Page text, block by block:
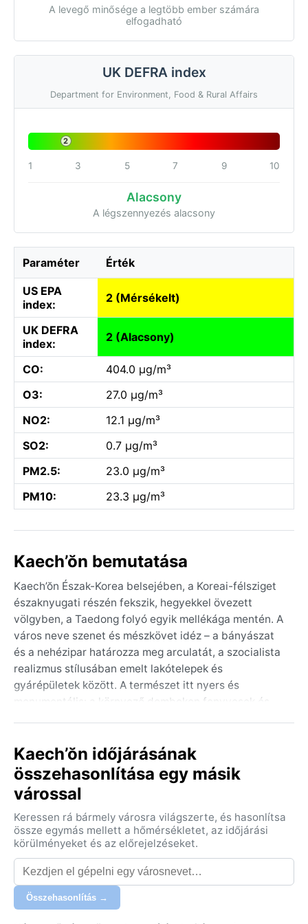
A levegő minősége a legtöbb ember számára
elfogadható
UK DEFRA index
Department for Environment, Food & Rural Affairs
2
1 3 5 7 9 10
Alacsony
A légszennyezés alacsony
Paraméter Érték
US EPA
index:
2 (Mérsékelt)
UK DEFRA
index:
2 (Alacsony)
CO:
404.0 µg/m³
O3:
27.0 µg/m³
NO2:
12.1 µg/m³
SO2:
0.7 µg/m³
PM2.5:
23.0 µg/m³
PM10:
23.3 µg/m³
Kaech’ŏn bemutatása
Kaech’ŏn Észak-Korea belsejében, a Koreai-félsziget
északnyugati részén fekszik, hegyekkel övezett
völgyben, a Taedong folyó egyik mellékága mentén. A
város neve szenet és mészkövet idéz – a bányászat
és a nehézipar határozza meg arculatát, a szocialista
realizmus stílusában emelt lakótelepek és
gyárépületek között. A természet itt nyers és
monumentális: a környező dombokon fenyvesek és
turisztikai célpont, de a Koreai Munkapárt forradalmi
emlékhelyei és a szigorúan szabályozott
mindennapok atmoszférája különleges bepillantást
enged az ország zárt világába.
Éghajlatát a Dwa osztály (száraz telű, nedves
kontinentális forró nyár) határozza meg. A tél kemény
és csapadékszegény: december és február között a
hőmérséklet gyakran –10 °C alá süllyed, a hótakaró
vékony, de a száraz északnyugati szél miatt a hideg
csontig hatol. A nyár forró és párás: júliusban
Kaech’ŏn időjárásának
összehasonlítása egy másik
várossal
Keressen rá bármely városra világszerte, és hasonlítsa
össze egymás mellett a hőmérsékletet, az időjárási
körülményeket és az előrejelzéseket.
Összehasonlítás →